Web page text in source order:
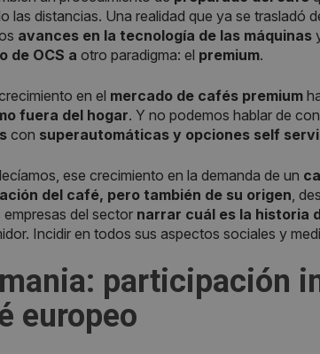
las distancias. Una realidad que ya se trasladó
avances en la tecnología de las máquinas
de OCS a otro paradigma: el premium.
en el mercado de cafés premium
fuera del hogar. Y no podemos hablar de
con superautomáticas y opciones self
ese crecimiento en la demanda de un
del café, pero también de su origen ,
empresas del sector narrar cuál es la historia
Incidir en todos sus aspectos sociales y
: participación
europeo